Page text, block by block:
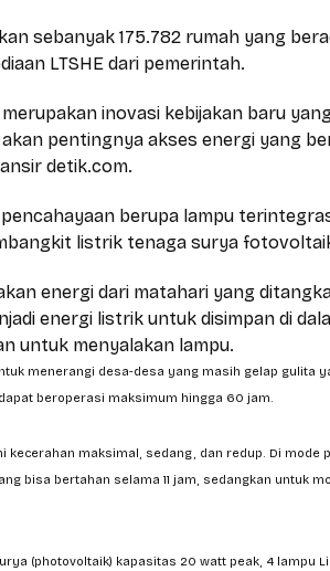
sebanyak 175.782 rumah yang
LTSHE dari pemerintah.
inovasi kebijakan baru
pentingnya akses energi yang
detik.com.
berupa lampu
listrik tenaga surya
energi dari matahari yang
energi listrik untuk disimpan di
untuk menyalakan lampu.
menerangi desa-desa yang masih gelap gulita
beroperasi maksimum hingga 60 jam.
kecerahan maksimal, sedang, dan redup. Di
bisa bertahan selama 11 jam, sedangkan untuk
(photovoltaik) kapasitas 20 watt peak, 4 lampu